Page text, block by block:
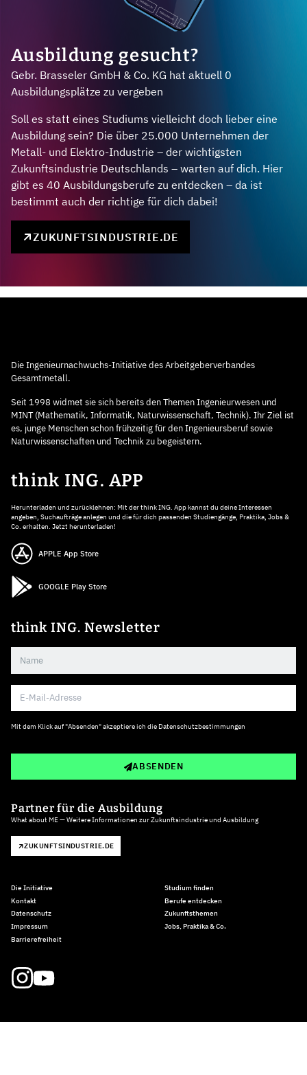
Ausbildung gesucht?
Gebr. Brasseler GmbH & Co. KG hat aktuell 0
Ausbildungsplätze zu vergeben
Soll es statt eines Studiums vielleicht doch lieber eine
Ausbildung sein? Die über 25.000 Unternehmen der
Metall- und Elektro-Industrie – der wichtigsten
Zukunftsindustrie Deutschlands – warten auf dich. Hier
gibt es 40 Ausbildungsberufe zu entdecken – da ist
bestimmt auch der richtige für dich dabei!
ZUKUNFTSINDUSTRIE.DE
Die Ingenieurnachwuchs-Initiative des Arbeitgeberverbandes
Gesamtmetall.
Seit 1998 widmet sie sich bereits den Themen Ingenieurwesen und
MINT (Mathematik, Informatik, Naturwissenschaft, Technik). Ihr Ziel ist
es, junge Menschen schon frühzeitig für den Ingenieursberuf sowie
Naturwissenschaften und Technik zu begeistern.
think ING. APP
Herunterladen und zurücklehnen: Mit der think ING. App kannst du deine Interessen
angeben, Suchaufträge anlegen und die für dich passenden Studiengänge, Praktika, Jobs &
Co. erhalten. Jetzt herunterladen!
APPLE App Store
GOOGLE Play Store
think ING. Newsletter
Mit dem Klick auf "Absenden" akzeptiere ich die Datenschutzbestimmungen
ABSENDEN
Partner für die Ausbildung
What about ME — Weitere Informationen zur Zukunftsindustrie und Ausbildung
ZUKUNFTSINDUSTRIE.DE
Die Initiative
Kontakt
Datenschutz
Impressum
Barrierefreiheit
Studium finden
Berufe entdecken
Zukunftsthemen
Jobs, Praktika & Co.